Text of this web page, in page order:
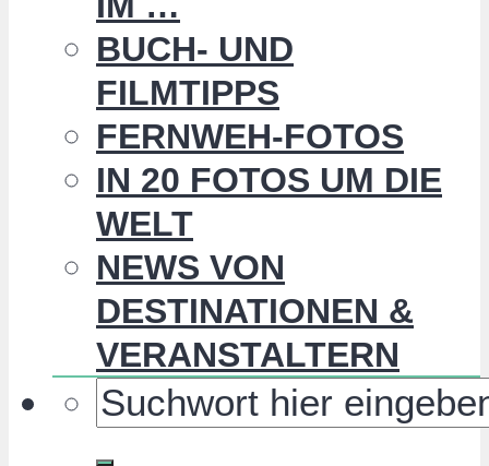
BUCH- UND
FILMTIPPS
FERNWEH-FOTOS
IN 20 FOTOS UM DIE
WELT
NEWS VON
DESTINATIONEN &
VERANSTALTERN